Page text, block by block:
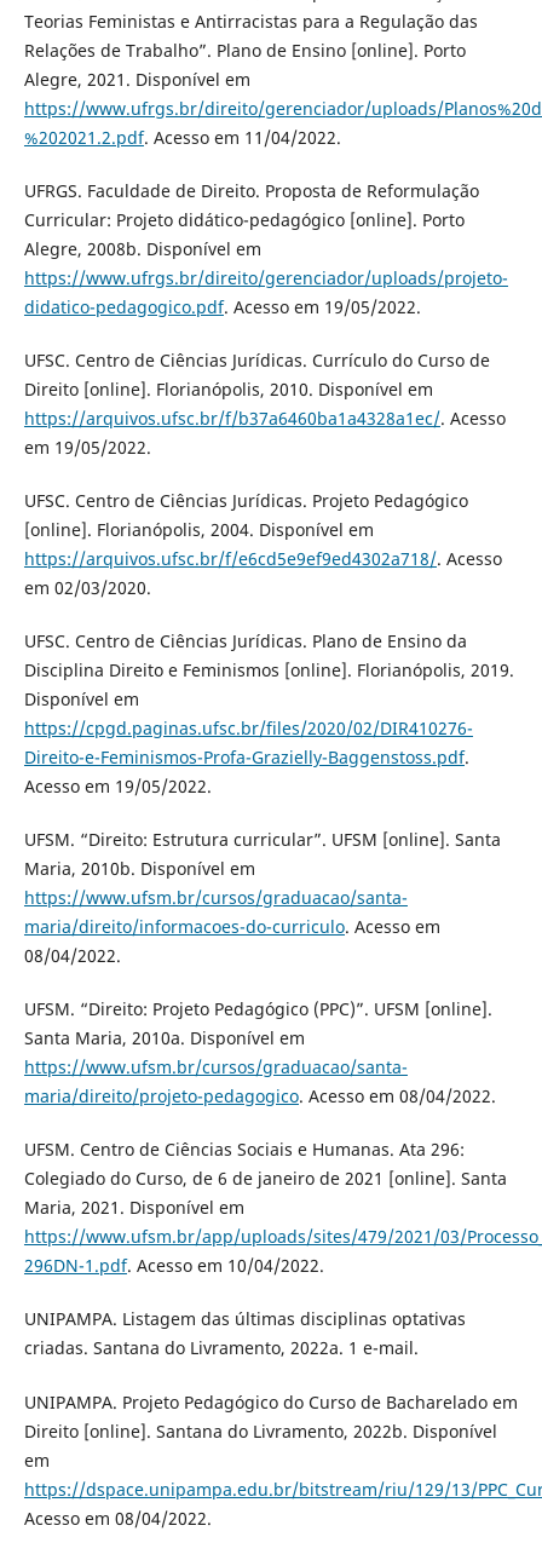
Teorias Feministas e Antirracistas para a Regulação das
Relações de Trabalho”. Plano de Ensino [online]. Porto
Alegre, 2021. Disponível em
https://www.ufrgs.br/direito/gerenciador/uploads/
%202021.2.pdf. Acesso em 11/04/2022.
UFRGS. Faculdade de Direito. Proposta de Reformulação
Curricular: Projeto didático-pedagógico [online]. Porto
Alegre, 2008b. Disponível em
https://www.ufrgs.br/direito/gerenciador/uploads/projeto-
didatico-pedagogico.pdf. Acesso em 19/05/2022.
UFSC. Centro de Ciências Jurídicas. Currículo do Curso de
Direito [online]. Florianópolis, 2010. Disponível em
https://arquivos.ufsc.br/f/b37a6460ba1a4328a1ec/. Acesso
em 19/05/2022.
UFSC. Centro de Ciências Jurídicas. Projeto Pedagógico
[online]. Florianópolis, 2004. Disponível em
https://arquivos.ufsc.br/f/e6cd5e9ef9ed4302a718/. Acesso
em 02/03/2020.
UFSC. Centro de Ciências Jurídicas. Plano de Ensino da
Disciplina Direito e Feminismos [online]. Florianópolis, 2019.
Disponível em
https://cpgd.paginas.ufsc.br/files/2020/02/DIR410276-
Direito-e-Feminismos-Profa-Grazielly-Baggenstoss.pdf.
Acesso em 19/05/2022.
UFSM. “Direito: Estrutura curricular”. UFSM [online]. Santa
Maria, 2010b. Disponível em
https://www.ufsm.br/cursos/graduacao/santa-
maria/direito/informacoes-do-curriculo. Acesso em
08/04/2022.
UFSM. “Direito: Projeto Pedagógico (PPC)”. UFSM [online].
Santa Maria, 2010a. Disponível em
https://www.ufsm.br/cursos/graduacao/santa-
maria/direito/projeto-pedagogico. Acesso em 08/04/2022.
UFSM. Centro de Ciências Sociais e Humanas. Ata 296:
Colegiado do Curso, de 6 de janeiro de 2021 [online]. Santa
Maria, 2021. Disponível em
https://www.ufsm.br/app/uploads/sites/479/2021/03/
296DN-1.pdf. Acesso em 10/04/2022.
UNIPAMPA. Listagem das últimas disciplinas optativas
criadas. Santana do Livramento, 2022a. 1 e-mail.
UNIPAMPA. Projeto Pedagógico do Curso de Bacharelado em
Direito [online]. Santana do Livramento, 2022b. Disponível
em
https://dspace.unipampa.edu.br/bitstream/riu/129/13/
Acesso em 08/04/2022.